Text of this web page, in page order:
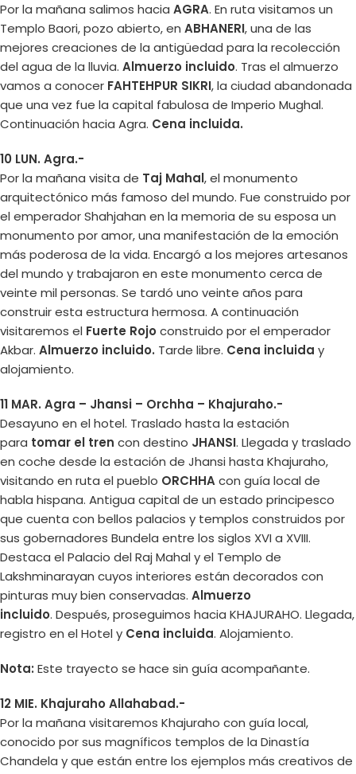
Por la mañana salimos hacia AGRA. En ruta visitamos un
Templo Baori, pozo abierto, en ABHANERI, una de las
mejores creaciones de la antigüedad para la recolección
del agua de la lluvia. Almuerzo incluido. Tras el almuerzo
vamos a conocer FAHTEHPUR SIKRI, la ciudad abandonada
que una vez fue la capital fabulosa de Imperio Mughal.
Continuación hacia Agra. Cena incluida.
10 LUN. Agra.-
Por la mañana visita de Taj Mahal, el monumento
arquitectónico más famoso del mundo. Fue construido por
el emperador Shahjahan en la memoria de su esposa un
monumento por amor, una manifestación de la emoción
más poderosa de la vida. Encargó a los mejores artesanos
del mundo y trabajaron en este monumento cerca de
veinte mil personas. Se tardó uno veinte años para
construir esta estructura hermosa. A continuación
visitaremos el Fuerte Rojo construido por el emperador
Akbar. Almuerzo incluido. Tarde libre. Cena incluida y
alojamiento.
11 MAR. Agra – Jhansi – Orchha – Khajuraho.-
Desayuno en el hotel. Traslado hasta la estación
para tomar el tren con destino JHANSI. Llegada y traslado
en coche desde la estación de Jhansi hasta Khajuraho,
visitando en ruta el pueblo ORCHHAcon guía local de
habla hispana. Antigua capital de un estado principesco
que cuenta con bellos palacios y templos construidos por
sus gobernadores Bundela entre los siglos XVI a XVIII.
Destaca el Palacio del Raj Mahal y el Templo de
Lakshminarayan cuyos interiores están decorados con
pinturas muy bien conservadas. Almuerzo
incluido. Después, proseguimos hacia KHAJURAHO. Llegada,
registro en el Hotel y Cena incluida. Alojamiento.
Nota: Este trayecto se hace sin guía acompañante.
12 MIE. Khajuraho Allahabad.-
Por la mañana visitaremos Khajuraho con guía local,
conocido por sus magníficos templos de la Dinastía
Chandela y que están entre los ejemplos más creativos de